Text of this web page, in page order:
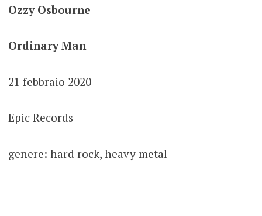
Ozzy Osbourne
Ordinary Man
21 febbraio 2020
Epic Records
genere: hard rock, heavy metal